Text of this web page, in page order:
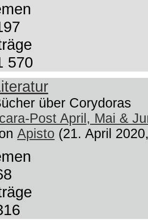
570
über Corydoras
Post April, Mai &
Apisto (21. April